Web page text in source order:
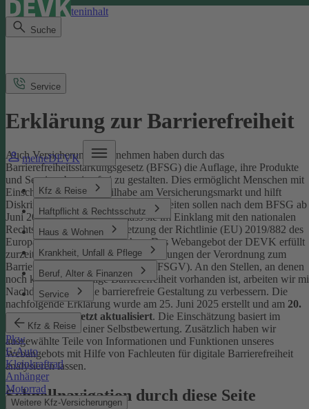
Direkt zum Seiteninhalt
Suche
meineDEVK
Kfz & Reise
Haftpflicht & Rechtsschutz
Haus & Wohnen
Krankheit, Unfall & Pflege
Beruf, Alter & Finanzen
Service
Kfz & Reise
Pkw
E-Auto
Kleinkraftrad
Anhänger
Motorrad
Weitere Kfz-Versicherungen
Service
Erklärung zur Barrierefreiheit
Auch Versicherungsunternehmen haben durch das
Barrierefreiheitsstärkungsgesetz (BFSG) die Auflage, ihre Produkte
und Services barrierefrei zu gestalten. Dies ermöglicht Menschen mit
Einschränkungen die Teilhabe am Versicherungsmarkt und hilft
Diskriminierung abzubauen. Internetseiten sollen nach dem BFSG ab
Juni 2025 so gestaltet sein, dass sie im Einklang mit den nationalen
Rechtsvorschriften zur Umsetzung der Richtlinie (EU) 2019/882 des
Europäischen Parlaments stehen.Das Webangebot der DEVK erfüllt
zurzeit nicht vollständig die Anforderungen der Verordnung zum
Barrierefreiheitsstärkungsgesetz (BFSGV). An den Stellen, an denen
noch keine vollständige Barrierefreiheit vorhanden ist, arbeiten wir
Nachdruck daran, die barrierefreie Gestaltung zu verbessern. Die
nachfolgende Erklärung wurde am 25. Juni 2025 erstellt und am 20.
Januar 2026 zuletzt aktualisiert. Die Einschätzung basiert im
Wesentlichen auf einer Selbstbewertung. Zusätzlich haben wir
ausgewählte Teile von Informationen und Funktionen unseres
Webangebots mit Hilfe von Fachleuten für digitale Barrierefreiheit
analysieren lassen.
Schnellnavigation durch diese Seite